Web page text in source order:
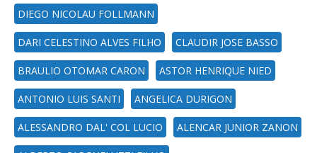
DIEGO NICOLAU FOLLMANN
DARI CELESTINO ALVES FILHO CLAUDIR JOSE BASSO
BRAULIO OTOMAR CARON ASTOR HENRIQUE NIED
ANTONIO LUIS SANTI ANGELICA DURIGON
ALESSANDRO DAL' COL LUCIO ALENCAR JUNIOR ZANON